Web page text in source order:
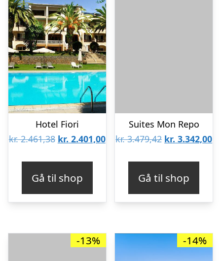
Hotel Fiori
kr.2.461,38 Den
var:
kr. 2.461,38.
kr. 2.401,00Den
kr. 2.401,00.
Gå til shop
Suites Mon Repo
kr.3.479,42 Den
var:
kr. 3.479,42.
kr. 3.342,00
Gå til shop
-13% -14%